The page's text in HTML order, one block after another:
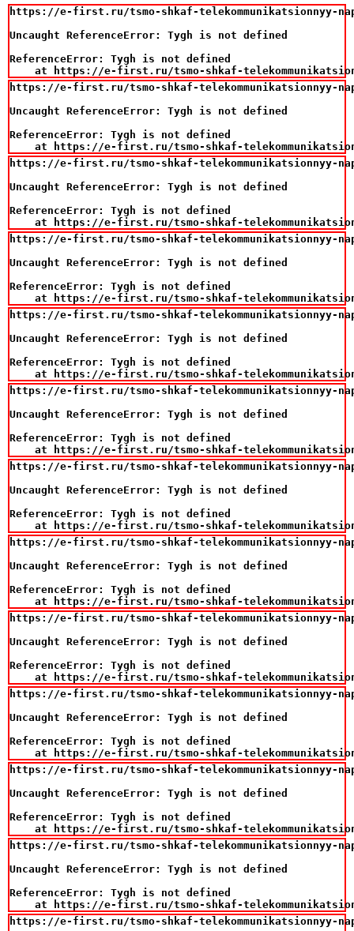
https://e-first.ru/tsmo-shkaf-telekommunikatsionnyy-
Uncaught ReferenceError: Tygh is not defined
ReferenceError: Tygh is not defined
at https://e-first.ru/tsmo-shkaf-
https://e-first.ru/tsmo-shkaf-telekommunikatsionnyy-
Uncaught ReferenceError: Tygh is not defined
ReferenceError: Tygh is not defined
at https://e-first.ru/tsmo-shkaf-
https://e-first.ru/tsmo-shkaf-telekommunikatsionnyy-
Uncaught ReferenceError: Tygh is not defined
ReferenceError: Tygh is not defined
at https://e-first.ru/tsmo-shkaf-
https://e-first.ru/tsmo-shkaf-telekommunikatsionnyy-
Uncaught ReferenceError: Tygh is not defined
ReferenceError: Tygh is not defined
at https://e-first.ru/tsmo-shkaf-
https://e-first.ru/tsmo-shkaf-telekommunikatsionnyy-
Uncaught ReferenceError: Tygh is not defined
ReferenceError: Tygh is not defined
at https://e-first.ru/tsmo-shkaf-
https://e-first.ru/tsmo-shkaf-telekommunikatsionnyy-
Uncaught ReferenceError: Tygh is not defined
ReferenceError: Tygh is not defined
at https://e-first.ru/tsmo-shkaf-
https://e-first.ru/tsmo-shkaf-telekommunikatsionnyy-
Uncaught ReferenceError: Tygh is not defined
ReferenceError: Tygh is not defined
at https://e-first.ru/tsmo-shkaf-
https://e-first.ru/tsmo-shkaf-telekommunikatsionnyy-
Uncaught ReferenceError: Tygh is not defined
ReferenceError: Tygh is not defined
at https://e-first.ru/tsmo-shkaf-
https://e-first.ru/tsmo-shkaf-telekommunikatsionnyy-
Uncaught ReferenceError: Tygh is not defined
ReferenceError: Tygh is not defined
at https://e-first.ru/tsmo-shkaf-
https://e-first.ru/tsmo-shkaf-telekommunikatsionnyy-
Uncaught ReferenceError: Tygh is not defined
ReferenceError: Tygh is not defined
at https://e-first.ru/tsmo-shkaf-
https://e-first.ru/tsmo-shkaf-telekommunikatsionnyy-
Uncaught ReferenceError: Tygh is not defined
ReferenceError: Tygh is not defined
at https://e-first.ru/tsmo-shkaf-
https://e-first.ru/tsmo-shkaf-telekommunikatsionnyy-
Uncaught ReferenceError: Tygh is not defined
ReferenceError: Tygh is not defined
at https://e-first.ru/tsmo-shkaf-
https://e-first.ru/tsmo-shkaf-telekommunikatsionnyy-